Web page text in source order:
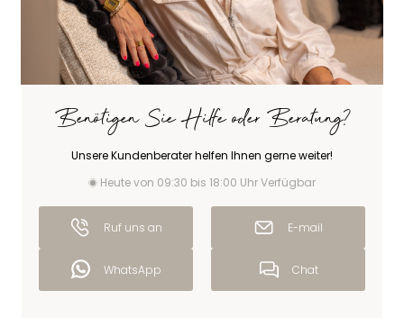
Benötigen Sie Hilfe oder Beratung?
Unsere Kundenberater helfen Ihnen gerne weiter!
Heute von 09:30 bis 18:00 Uhr Verfügbar
Ruf uns an E-mail
WhatsApp Chat